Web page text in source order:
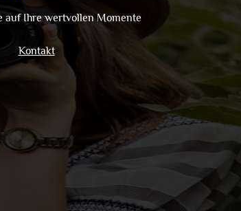
auf Ihre wertvollen Momente
Kontakt